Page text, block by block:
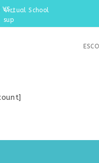
Virtual School